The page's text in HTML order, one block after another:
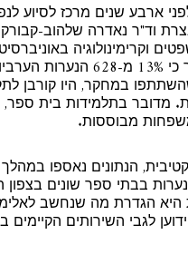
ארבע שנים מרכז לסיוע
וד"ר נאדרה שלהוב-
וקרימינולוגיה
העברית, התברר כי 13% מ-628 הנערות
16-14 שהשתתפו במחקר, היו קורבן
מדובר בתלמידות בית
מבוססות.
הנתונים נאספו במהלך
בבתי ספר שונים בצפון
הגדרת מה שנחשב
לגבי השירותים